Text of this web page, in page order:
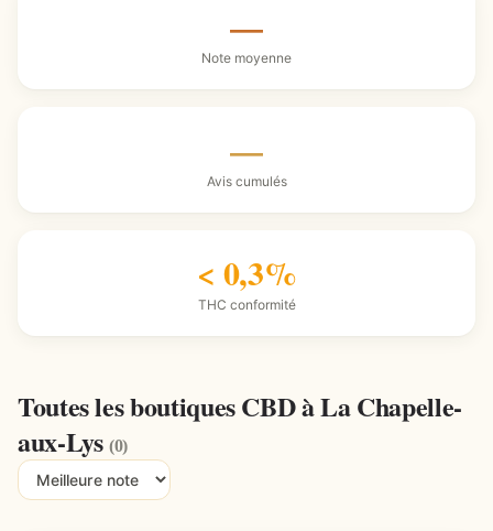
—
Note moyenne
—
Avis cumulés
< 0,3%
THC conformité
Toutes les boutiques CBD à La Chapelle-
aux-Lys(0)